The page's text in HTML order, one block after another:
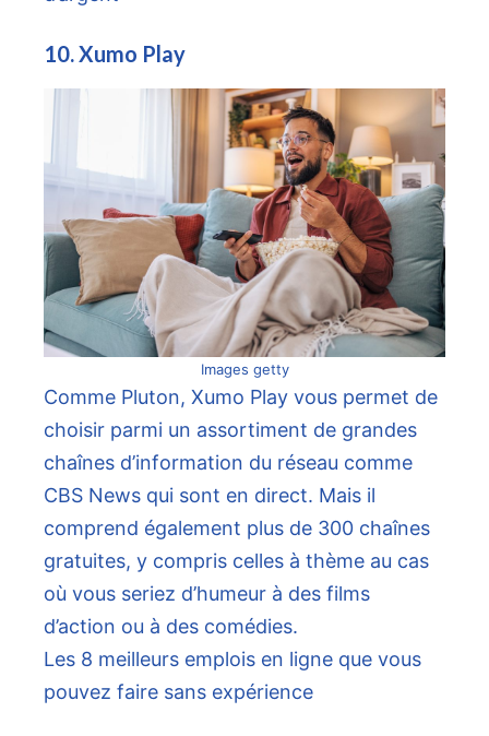
10. Xumo Play
Images getty
Comme Pluton, Xumo Play vous permet de
choisir parmi un assortiment de grandes
chaînes d’information du réseau comme
CBS News qui sont en direct. Mais il
comprend également plus de 300 chaînes
gratuites, y compris celles à thème au cas
où vous seriez d’humeur à des films
d’action ou à des comédies.
Les 8 meilleurs emplois en ligne que vous
pouvez faire sans expérience